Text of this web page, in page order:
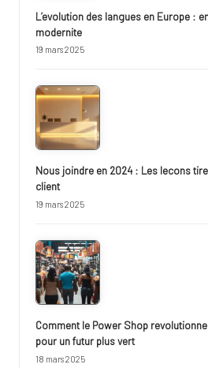
L’evolution des langues en Europe :
modernite
19 mars 2025
Nous joindre en 2024 : Les lecons
client
19 mars 2025
Comment le Power Shop
pour un futur plus vert
18 mars 2025